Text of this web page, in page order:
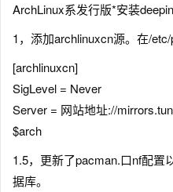
ArchLinux系发行版*安装
1，添加archlinuxcn源。在/
[archlinuxcn]
SigLevel = Never
Server = 网站地址://
$arch
1.5，更新了pacman.口nf配置
据库。